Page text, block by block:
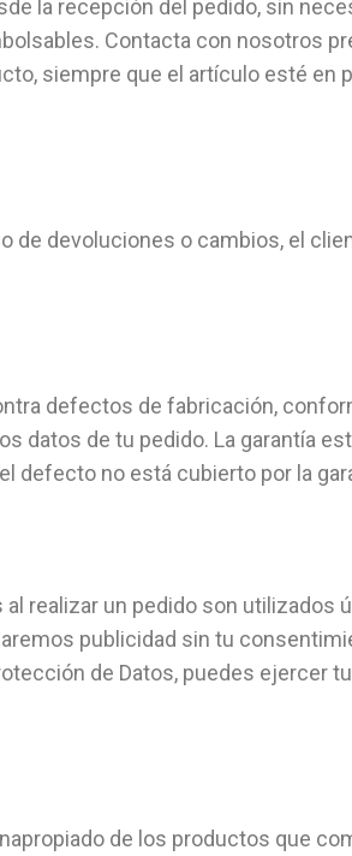
la recepción del pedido, sin
Contacta con nosotros
siempre que el artículo esté en
de devoluciones o cambios, el
defectos de fabricación,
datos de tu pedido. La garantía
defecto no está cubierto por la
realizar un pedido son utilizados
publicidad sin tu
de Datos, puedes ejercer
de los productos que